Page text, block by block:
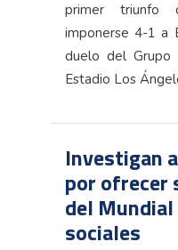
primer triunfo
imponerse 4-1 a
duelo del
Estadio Los
Investigan
por ofrecer
del Mundial
sociales